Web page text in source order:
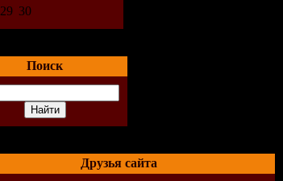
29 30
Поиск
Друзья сайта